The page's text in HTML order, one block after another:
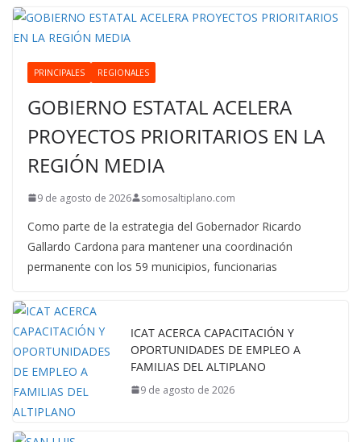
PRINCIPALES REGIONALES
GOBIERNO ESTATAL ACELERA
PROYECTOS PRIORITARIOS EN LA
REGIÓN MEDIA
9 de agosto de 2026 somosaltiplano.com
Como parte de la estrategia del Gobernador Ricardo
Gallardo Cardona para mantener una coordinación
permanente con los 59 municipios, funcionarias
ICAT ACERCA CAPACITACIÓN Y
OPORTUNIDADES DE EMPLEO A
FAMILIAS DEL ALTIPLANO
9 de agosto de 2026